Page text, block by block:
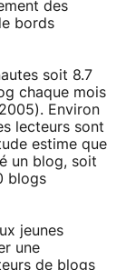
des
bords
soit 8.7
chaque mois
Environ
lecteurs sont
estime que
un blog, soit
blogs
jeunes
une
de blogs